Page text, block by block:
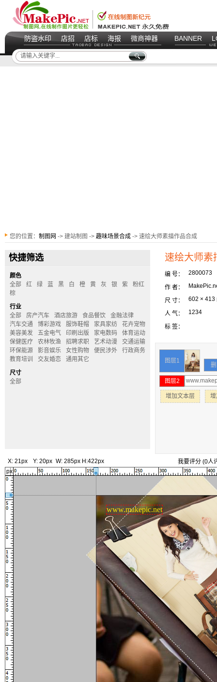
防盗水印 店招 店标 海报 微商神器 BANNER
您的位置： 制图网 -> 建站制图 -> 趣味场景合成 -> 速绘大师素描作品合成
快捷筛选
颜色
全部
红 绿 蓝 黑 白 橙 黄 灰 银 紫
粉红
棕
行业
全部
房产汽车 酒店旅游 食品餐饮
金融法律
汽车交通
博彩游戏 服饰鞋帽 家具家纺
花卉宠物
美容美发
五金电气 印刷出版 家电数码
体育运动
保健医疗
农林牧渔 招聘求职 艺术动漫
交通运输
环保能源
影音娱乐 女性购物 便民涉外
行政商务
教育培训
交友婚恋
通用其它
尺寸
全部
速绘大师素
编 号： 2800073
作 者：
尺 寸： 602 × 413
人 气： 1234
标 签：
图层1
图层2
增加文本层
X: 21px Y: 20px W: 285px H:422px 我要评分 (0人
www.makepic.net
px